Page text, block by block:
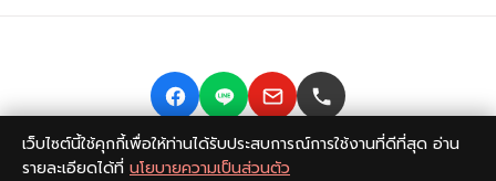
Copyright © 2014-2026 BISMONPRINT Co.,LTD
Privacy
policy|Return Policy
เว็บไซต์นี้ใช้คุกกี้เพื่อให้ท่านได้รับประสบการณ์การใช้งานที่ดีที่สุด อ่าน
รายละเอียดได้ที่ นโยบายความเป็นส่วนตัว